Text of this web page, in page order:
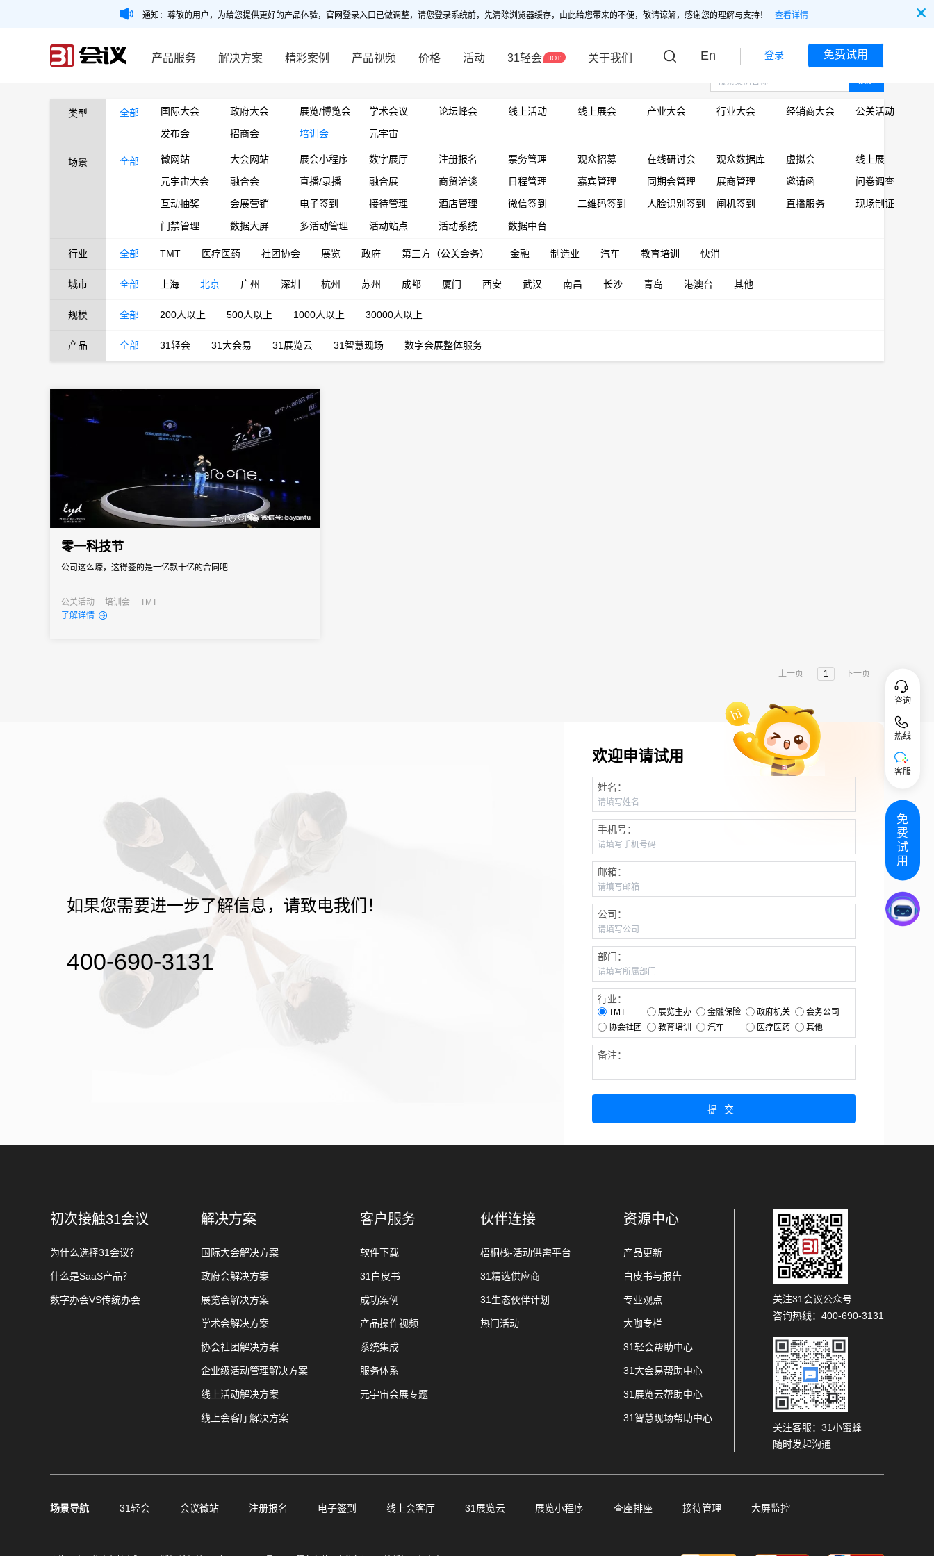
通知：尊敬的用户，为给您提供更好的产品体验，官网登录入口已做调整，请您登录系统前，先清除浏览器缓存，由此给您带来的不便，敬请谅解，感谢您的理解与支持！ 查看详情
产品服务 解决方案 精彩案例 产品视频 价格 活动 31轻会 关于我们 En 登录 免费试用
类型 全部 国际大会 政府大会 展览/博览会 学术会议 论坛峰会 线上活动 线上展会 产业大会 行业大会 经销商大会
公关活动
发布会
招商会 培训会 元宇宙
场景 全部 微网站 大会网站 展会小程序 数字展厅 注册报名 票务管理 观众招募 在线研讨会 观众数据库 虚拟会
线上展
元宇宙大会
融合会 直播/录播 融合展 商贸洽谈 日程管理 嘉宾管理 同期会管理 展商管理 邀请函
问卷调查
互动抽奖
会展营销 电子签到 接待管理 酒店管理 微信签到 二维码签到 人脸识别签到 闸机签到 直播服务
现场制证
门禁管理
数据大屏 多活动管理 活动站点 活动系统 数据中台
行业 全部 TMT 医疗医药 社团协会 展览 政府 第三方（公关会务） 金融 制造业 汽车 教育培训 快消
城市 全部 上海 北京 广州 深圳 杭州 苏州 成都 厦门 西安 武汉 南昌 长沙 青岛 港澳台 其他
规模 全部 200人以上 500人以上 1000人以上 30000人以上
产品 全部 31轻会 31大会易 31展览云 31智慧现场 数字会展整体服务
零一科技节
公司这么壕，这得签的是一亿飘十亿的合同吧......
公关活动 培训会
TMT
了解详情
上一页 1 下一页
如果您需要进一步了解信息，请致电我们！
400-690-3131
欢迎申请试用
姓名：
手机号：
邮箱：
公司：
部门：
行业：
TMT 展览主办 金融保险 政府机关
会务公司
协会社团
教育培训 汽车 医疗医药 其他
备注：
提交
初次接触31会议
为什么选择31会议？
什么是SaaS产品？
数字办会VS传统办会
解决方案
国际大会解决方案
政府会解决方案
展览会解决方案
学术会解决方案
协会社团解决方案
企业级活动管理解决方案
线上活动解决方案
线上会客厅解决方案
客户服务
软件下载
31白皮书
成功案例
产品操作视频
系统集成
服务体系
元宇宙会展专题
伙伴连接
梧桐栈-活动供需平台
31精选供应商
31生态伙伴计划
热门活动
资源中心
产品更新
白皮书与报告
专业观点
大咖专栏
31轻会帮助中心
31大会易帮助中心
31展览云帮助中心
31智慧现场帮助中心
关注31会议公众号
咨询热线：400-690-3131
关注客服：31小蜜蜂
随时发起沟通
场景导航 31轻会 会议微站 注册报名 电子签到 线上会客厅 31展览云 展览小程序 查座排座 接待管理 大屏监控
咨询
热线
客服
免
费
试
用